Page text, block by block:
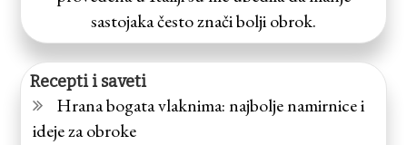
sastojaka često znači bolji obrok.
Recepti i saveti
Hrana bogata vlaknima: najbolje namirnice i
ideje za obroke